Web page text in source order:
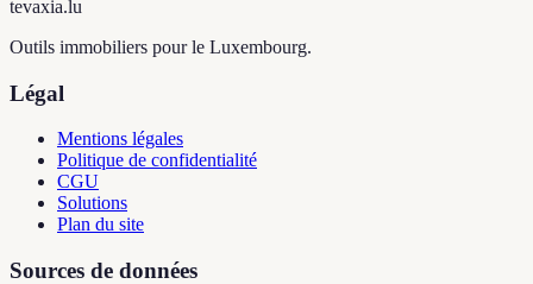
tevaxia.lu
Outils immobiliers pour le Luxembourg.
Légal
Mentions légales
Politique de confidentialité
CGU
Solutions
Plan du site
Sources de données